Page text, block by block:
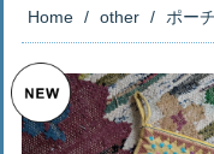
Home other ポーチ